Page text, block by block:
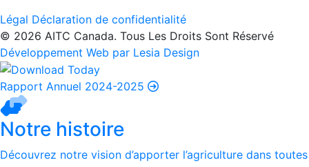
Légal Déclaration de confidentialité
© 2026 AITC Canada. Tous Les Droits Sont Réservé
Développement Web par Lesia Design
Rapport Annuel 2024-2025
Notre histoire
Découvrez notre vision d’apporter l’agriculture dans toutes